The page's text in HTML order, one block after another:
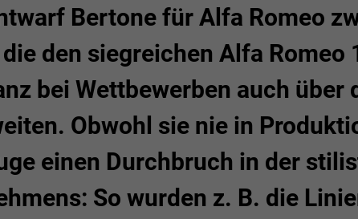
Bertone für Alfa Romeo
die den siegreichen Alfa
bei Wettbewerben auch
Obwohl sie nie in
einen Durchbruch in der
So wurden z. B. die